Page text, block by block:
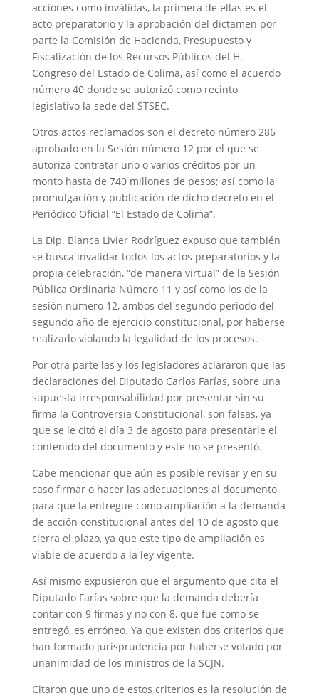
acciones como inválidas, la primera de ellas es el
acto preparatorio y la aprobación del dictamen por
parte la Comisión de Hacienda, Presupuesto y
Fiscalización de los Recursos Públicos del H.
Congreso del Estado de Colima, así como el acuerdo
número 40 donde se autorizó como recinto
legislativo la sede del STSEC.
Otros actos reclamados son el decreto número 286
aprobado en la Sesión número 12 por el que se
autoriza contratar uno o varios créditos por un
monto hasta de 740 millones de pesos; así como la
promulgación y publicación de dicho decreto en el
Periódico Oficial “El Estado de Colima”.
La Dip. Blanca Livier Rodríguez expuso que también
se busca invalidar todos los actos preparatorios y la
propia celebración, “de manera virtual” de la Sesión
Pública Ordinaria Número 11 y así como los de la
sesión número 12, ambos del segundo periodo del
segundo año de ejercicio constitucional, por haberse
realizado violando la legalidad de los procesos.
Por otra parte las y los legisladores aclararon que las
declaraciones del Diputado Carlos Farías, sobre una
supuesta irresponsabilidad por presentar sin su
firma la Controversia Constitucional, son falsas, ya
que se le citó el día 3 de agosto para presentarle el
contenido del documento y este no se presentó.
Cabe mencionar que aún es posible revisar y en su
caso firmar o hacer las adecuaciones al documento
para que la entregue como ampliación a la demanda
de acción constitucional antes del 10 de agosto que
cierra el plazo, ya que este tipo de ampliación es
viable de acuerdo a la ley vigente.
Así mismo expusieron que el argumento que cita el
Diputado Farías sobre que la demanda debería
contar con 9 firmas y no con 8, que fue como se
entregó, es erróneo. Ya que existen dos criterios que
han formado jurisprudencia por haberse votado por
unanimidad de los ministros de la SCJN.
Citaron que uno de estos criterios es la resolución de